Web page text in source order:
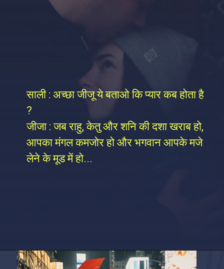
साली : अच्छा जीजू ये बताओ कि प्यार कब होता है
?
जीजा : जब राहु, केतु और शनि की दशा खराब हो,
आपका मंगल कमजोर हो और भगवान आपके मजे
लेने के मूड में हो...
Opening